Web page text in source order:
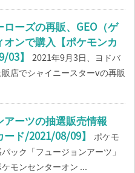
ローズの再販、GEO（ゲ
オンで購入【ポケモンカ
03】
2021年9月3日、ヨドバ
店でシャイニースターvの再販
アーツの抽選販売情報
ード/2021/08/09】
ポケモ
ック「フュージョンアーツ」
モンセンターオン ...